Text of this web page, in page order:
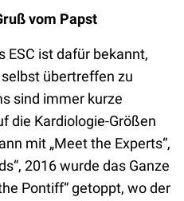
vom Papst
ESC ist dafür bekannt,
übertreffen zu
sind immer kurze
die Kardiologie-Größen
mit „Meet the Experts“,
2016 wurde das Ganze
Pontiff“ getoppt, wo der